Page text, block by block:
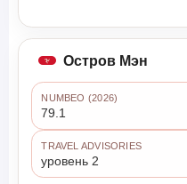
Остров Мэн
NUMBEO (2026)
79.1
TRAVEL ADVISORIES
уровень 2